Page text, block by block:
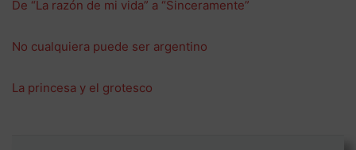
De “La razón de mi vida” a “Sinceramente”
No cualquiera puede ser argentino
La princesa y el grotesco